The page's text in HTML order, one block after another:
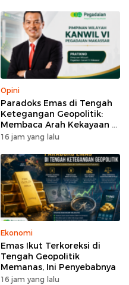
Opini
Paradoks Emas di Tengah
Ketegangan Geopolitik:
Membaca Arah Kekayaan di
Era Turbulensi
16 jam yang lalu
Ekonomi
Emas Ikut Terkoreksi di
Tengah Geopolitik
Memanas, Ini Penyebabnya
16 jam yang lalu